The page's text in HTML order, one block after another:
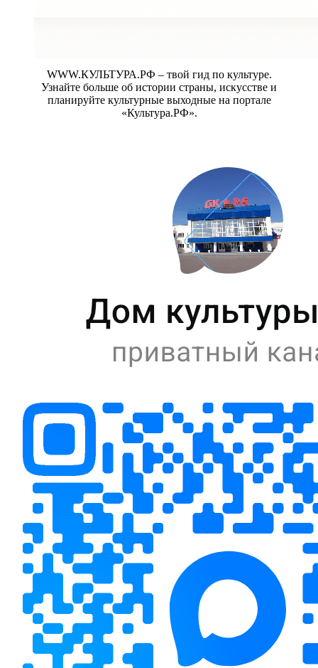
WWW.КУЛЬТУРА.РФ – твой гид по культуре.
Узнайте больше об истории страны, искусстве и
планируйте культурные выходные на портале
«Культура.РФ».